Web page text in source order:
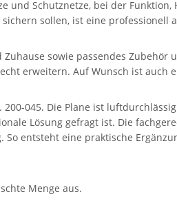
und Schutznetze, bei der
sollen, ist eine professionell
sowie passendes Zubehör
erweitern. Auf Wunsch ist auch
045. Die Plane ist
Lösung gefragt ist. Die
entsteht eine praktische
Menge aus.